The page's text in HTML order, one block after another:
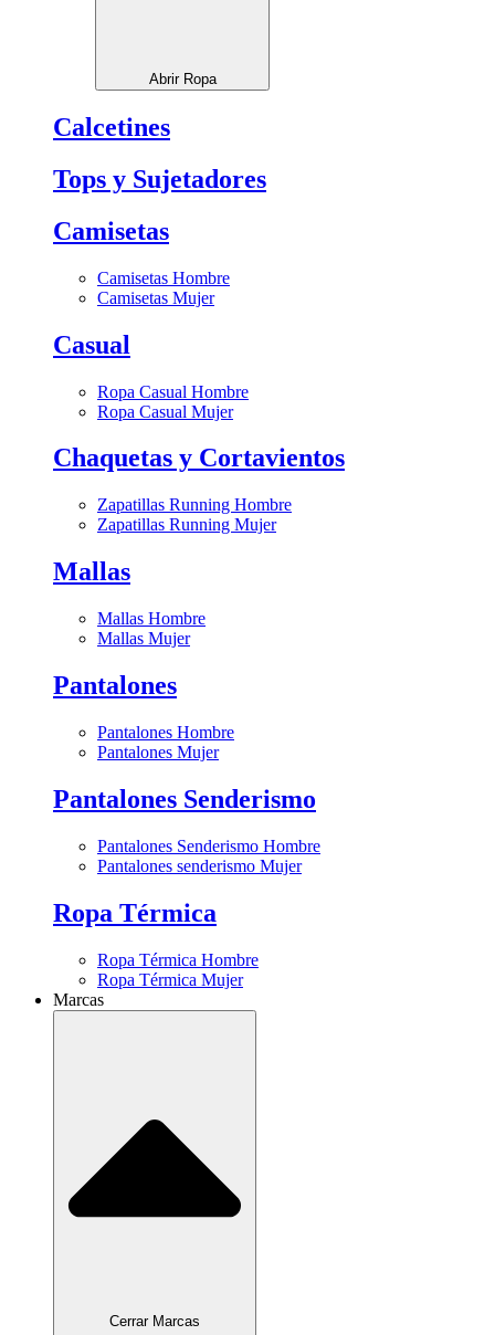
Abrir Ropa
Calcetines
Tops y Sujetadores
Camisetas
Camisetas Hombre
Camisetas Mujer
Casual
Ropa Casual Hombre
Ropa Casual Mujer
Chaquetas y Cortavientos
Zapatillas Running Hombre
Zapatillas Running Mujer
Mallas
Mallas Hombre
Mallas Mujer
Pantalones
Pantalones Hombre
Pantalones Mujer
Pantalones Senderismo
Pantalones Senderismo Hombre
Pantalones senderismo Mujer
Ropa Térmica
Ropa Térmica Hombre
Ropa Térmica Mujer
Marcas
Cerrar Marcas